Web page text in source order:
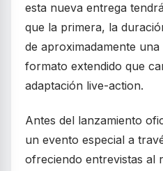
esta nueva entrega
que la primera, la
de aproximadamente
formato extendido que
adaptación live-action.
Antes del lanzamiento
un evento especial a
ofreciendo entrevistas al